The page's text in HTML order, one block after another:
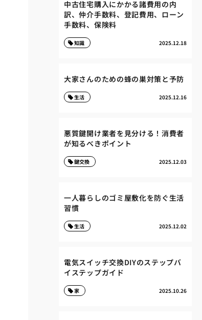
中古住宅購入にかかる諸費用の内
訳、仲介手数料、登記費用、ローン
手数料、保険料
2025.12.18
知識
大家さんのための蜂の巣対策と予防
2025.12.16
生活
悪質鍵開け業者を見分ける！消費者
が知るべきポイント
2025.12.03
鍵交換
一人暮らしのゴミ屋敷化を防ぐ生活
習慣
2025.12.02
生活
電気スイッチ交換DIYのステップバ
イステップガイド
2025.10.26
家